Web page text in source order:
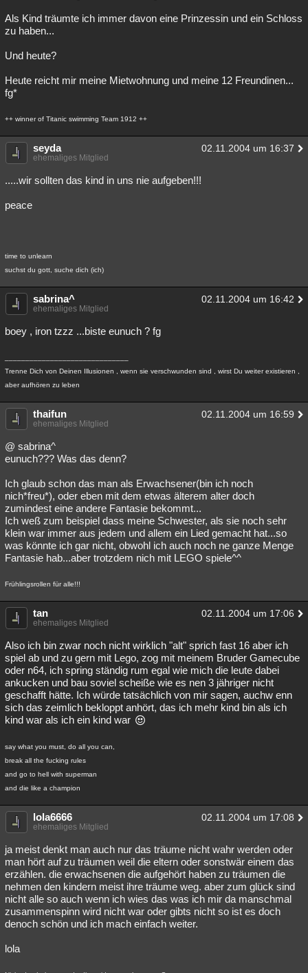
Als Kind träumte ich immer davon eine Prinzessin und ein Schloss
zu haben...
Und heute?
Heute reicht mir meine Mietwohnung und meine 12 Freundinen...
fg*
++ winner of Titanic swimming Team 1912 ++
seyda 02.11.2004 um 16:37
ehemaliges Mitglied
.....wir sollten das kind in uns nie aufgeben!!!
peace
time to unlearn
suchst du gott, suche dich (ich)
sabrina^ 02.11.2004 um 16:42
ehemaliges Mitglied
boey , iron tzzz ...biste eunuch ? fg
Trenne Dich von Deinen Illusionen , wenn sie verschwunden sind , wirst Du weiter existieren ,
aber aufhören zu leben
thaifun 02.11.2004 um 16:59
ehemaliges Mitglied
@ sabrina^
eunuch??? Was das denn?
Ich glaub schon das man als Erwachsener(bin ich noch
nich*freu*), oder eben mit dem etwas älterem alter doch
zumindest eine andere Fantasie bekommt...
Ich weß zum beispiel dass meine Schwester, als sie noch sehr
klein war immer aus jedem und allem ein Lied gemacht hat...so
was könnte ich gar nicht, obwohl ich auch noch ne ganze Menge
Fantasie hab...aber trotzdem nich mit LEGO spiele^^
Frühlingsrollen für alle!!!
tan 02.11.2004 um 17:06
ehemaliges Mitglied
Also ich bin zwar noch nicht wirklich "alt" sprich fast 16 aber ich
spiel ab und zu gern mit Lego, zog mit meinem Bruder Gamecube
oder n64, ich spring ständig rum egal wie mich die leute dabei
ankucken und bau soviel scheiße wie es nen 3 jähriger nicht
geschafft hätte. Ich würde tatsächlich von mir sagen, auchw enn
sich das zeimlich bekloppt anhört, das ich mehr kind bin als ich
kind war als ich ein kind war
say what you must, do all you can,
break all the fucking rules
and go to hell with superman
and die like a champion
lola6666 02.11.2004 um 17:08
ehemaliges Mitglied
ja meist denkt man auch nur das träume nicht wahr werden oder
man hört auf zu träumen weil die eltern oder sonstwär einem das
erzählen. die erwachsenen die aufgehört haben zu träumen die
nehmen den kindern meist ihre träume weg. aber zum glück sind
nicht alle so auch wenn ich wies das was ich mir da manschmal
zusammenspinn wird nicht war oder gibts nicht so ist es doch
denoch schön und ich mach einfach weiter.
lola